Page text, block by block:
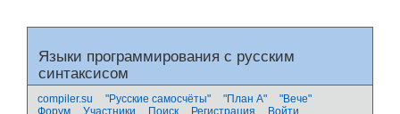
Языки программирования с русским
синтаксисом
compiler.su "Русские самосчёты" "План А"
"Вече"
Форум
Участники Поиск Регистрация Войти